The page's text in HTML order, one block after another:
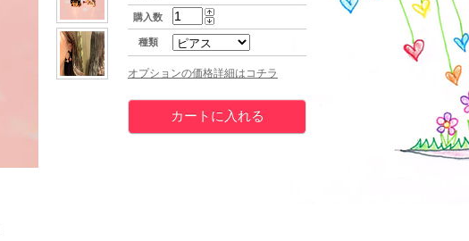
購入数
種類
オプションの価格詳細はコチラ